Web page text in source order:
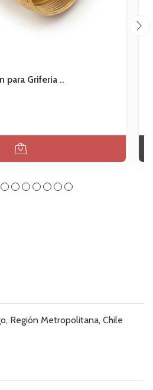
para Griferia ..
Región Metropolitana, Chile